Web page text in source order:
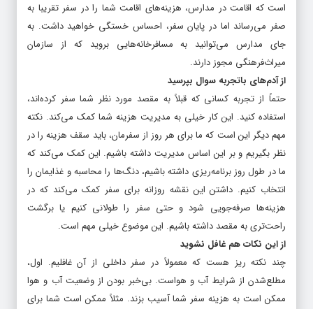
است که اقامت در مدارس، هزینه‌های اقامت شما را در سفر تقریبا به
صفر می‌رساند اما در پایان سفر، احساس خستگی خواهید داشت. به
جای مدارس می‌توانید به مسافرخانه‌هایی بروید که از سازمان
میراث‌فرهنگی مجوز دارند.
از آدم‌های باتجربه سوال بپرسید
حتماً از تجربه کسانی که قبلاً به مقصد مورد نظر شما سفر کرده‌اند،
استفاده کنید. این کار خیلی به مدیریت هزینه شما کمک می‌کند. نکته
مهم دیگر این است که ما برای هر روز از سفرمان، باید سقف هزینه را در
نظر بگیریم و بر این اساس مدیریت داشته باشیم. این کمک می‌کند که
ما در طول روز برنامه‌ریزی داشته باشیم، دنگ‌ها را محاسبه و غذایمان را
انتخاب کنیم. داشتن این نقشه روزانه برای سفر کمک می‌کند که در
هزینه‌ها صرفه‌جویی شود و حتی سفر را طولانی کنیم یا برگشت
راحت‌تری به مقصد داشته باشیم. این موضوع خیلی مهم است.
از این نکات هم غافل نشوید
چند نکته ریز هست که معمولاً در سفر داخلی از آن غافلیم. اول،
مطلع‌شدن از شرایط آب و هواست. بی‌خبر بودن از وضعیت آب و هوا
ممکن است به هزینه سفر شما آسیب بزند. مثلاً ممکن است شما برای